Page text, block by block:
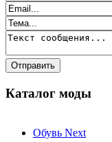
Каталог моды
Обувь Next